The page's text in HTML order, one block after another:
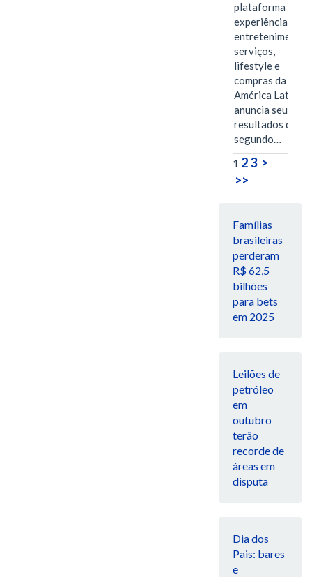
plataforma de
experiências,
entretenimento,
serviços,
lifestyle e
compras da
América Latina
anuncia seus
resultados do
segundo…
1 23 >
>>
Famílias
brasileiras
perderam
R$ 62,5
bilhões
para bets
em 2025
Leilões de
petróleo
em
outubro
terão
recorde de
áreas em
disputa
Dia dos
Pais: bares
e